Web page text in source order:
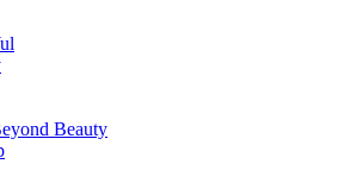
Beauty